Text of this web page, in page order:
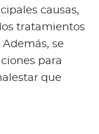
causas,
tratamientos
se
para
que